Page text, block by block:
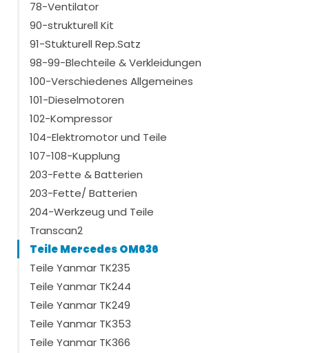
78-Ventilator
90-strukturell Kit
91-Stukturell Rep.Satz
98-99-Blechteile & Verkleidungen
100-Verschiedenes Allgemeines
101-Dieselmotoren
102-Kompressor
104-Elektromotor und Teile
107-108-Kupplung
203-Fette & Batterien
203-Fette/ Batterien
204-Werkzeug und Teile
Transcan2
Teile Mercedes OM636
Teile Yanmar TK235
Teile Yanmar TK244
Teile Yanmar TK249
Teile Yanmar TK353
Teile Yanmar TK366